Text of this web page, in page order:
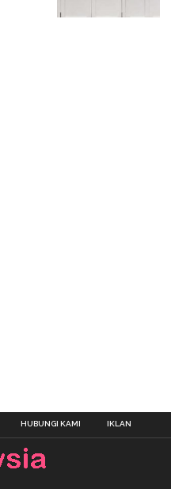
HUBUNGI KAMI IKLAN